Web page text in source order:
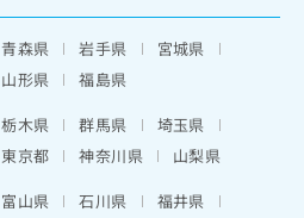
青森県 岩手県
宮城県
山形県
福島県
栃木県 群馬県
埼玉県
東京都 神奈川県
山梨県
富山県 石川県
福井県